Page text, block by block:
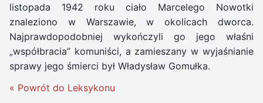
listopada 1942 roku ciało Marcelego Nowotki
znaleziono w Warszawie, w okolicach dworca.
Najprawdopodobniej wykończyli go jego właśni
„współbracia” komuniści, a zamieszany w wyjaśnianie
sprawy jego śmierci był Władysław Gomułka.
« Powrót do Leksykonu